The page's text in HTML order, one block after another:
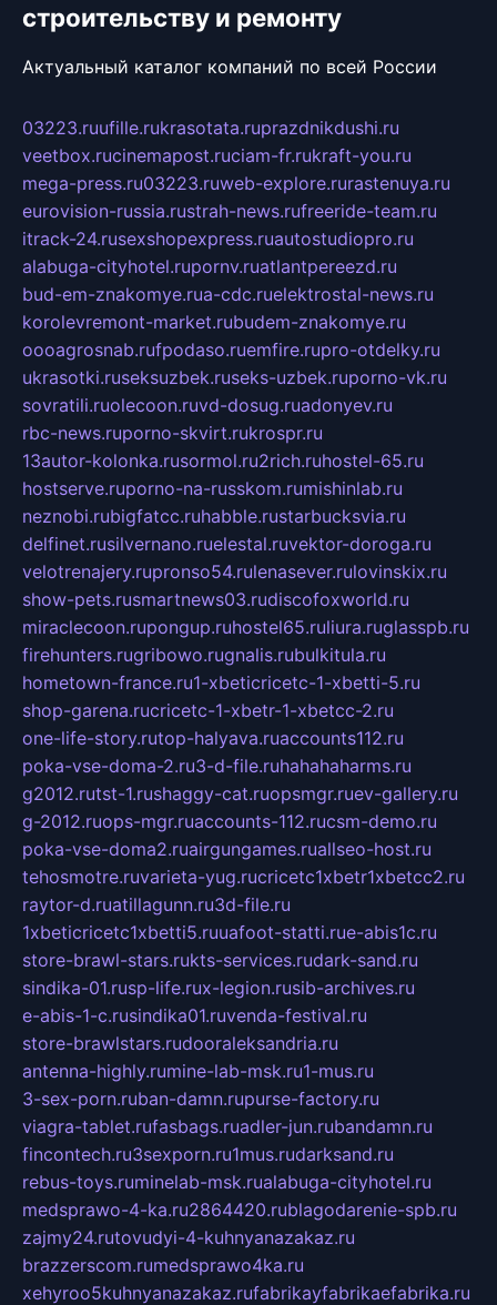
строительству и ремонту
Актуальный каталог компаний по всей России
03223.ruufille.rukrasotata.ruprazdnikdushi.ru
veetbox.rucinemapost.ruciam-fr.rukraft-you.ru
mega-press.ru03223.ruweb-explore.rurastenuya.ru
eurovision-russia.rustrah-news.rufreeride-team.ru
itrack-24.rusexshopexpress.ruautostudiopro.ru
alabuga-cityhotel.rupornv.ruatlantpereezd.ru
bud-em-znakomye.rua-cdc.ruelektrostal-news.ru
korolevremont-market.rubudem-znakomye.ru
oooagrosnab.rufpodaso.ruemfire.rupro-otdelky.ru
ukrasotki.ruseksuzbek.ruseks-uzbek.ruporno-vk.ru
sovratili.ruolecoon.ruvd-dosug.ruadonyev.ru
rbc-news.ruporno-skvirt.rukrospr.ru
13autor-kolonka.rusormol.ru2rich.ruhostel-65.ru
hostserve.ruporno-na-russkom.rumishinlab.ru
neznobi.rubigfatcc.ruhabble.rustarbucksvia.ru
delfinet.rusilvernano.ruelestal.ruvektor-doroga.ru
velotrenajery.rupronso54.rulenasever.rulovinskix.ru
show-pets.rusmartnews03.rudiscofoxworld.ru
miraclecoon.rupongup.ruhostel65.ruliura.ruglasspb.ru
firehunters.rugribowo.rugnalis.rubulkitula.ru
hometown-france.ru1-xbeticricetc-1-xbetti-5.ru
shop-garena.rucricetc-1-xbetr-1-xbetcc-2.ru
one-life-story.rutop-halyava.ruaccounts112.ru
poka-vse-doma-2.ru3-d-file.ruhahahaharms.ru
g2012.rutst-1.rushaggy-cat.ruopsmgr.ruev-gallery.ru
g-2012.ruops-mgr.ruaccounts-112.rucsm-demo.ru
poka-vse-doma2.ruairgungames.ruallseo-host.ru
tehosmotre.ruvarieta-yug.rucricetc1xbetr1xbetcc2.ru
raytor-d.ruatillagunn.ru3d-file.ru
1xbeticricetc1xbetti5.ruuafoot-statti.rue-abis1c.ru
store-brawl-stars.rukts-services.rudark-sand.ru
sindika-01.rusp-life.rux-legion.rusib-archives.ru
e-abis-1-c.rusindika01.ruvenda-festival.ru
store-brawlstars.rudooraleksandria.ru
antenna-highly.rumine-lab-msk.ru1-mus.ru
3-sex-porn.ruban-damn.rupurse-factory.ru
viagra-tablet.rufasbags.ruadler-jun.rubandamn.ru
fincontech.ru3sexporn.ru1mus.rudarksand.ru
rebus-toys.ruminelab-msk.rualabuga-cityhotel.ru
medsprawo-4-ka.ru2864420.rublagodarenie-spb.ru
zajmy24.rutovudyi-4-kuhnyanazakaz.ru
brazzerscom.rumedsprawo4ka.ru
xehyroo5kuhnyanazakaz.rufabrikayfabrikaefabrika.ru